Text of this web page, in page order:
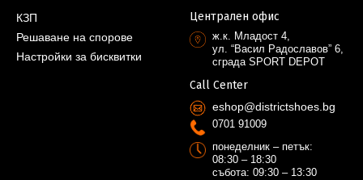
КЗП
Решаване на спорове
Настройки за бисквитки
Централен офис
ж.к. Младост 4,
ул. “Васил Радославов” 6,
сграда SPORT DEPOT
Call Center
eshop@districtshoes.bg
0701 91009
понеделник – петък:
08:30 – 18:30
събота: 09:30 – 13:30